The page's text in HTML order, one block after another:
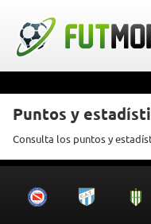
Puntos y
Consulta los puntos y